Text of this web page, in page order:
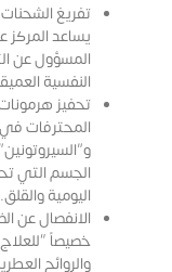
تفريغ
يساعد
المسؤول عن
النفسية
تحفيز
المحترفات في
الجسم التي
اليومية والقلق.
الانفصال عن
خصيصاً
والروائح